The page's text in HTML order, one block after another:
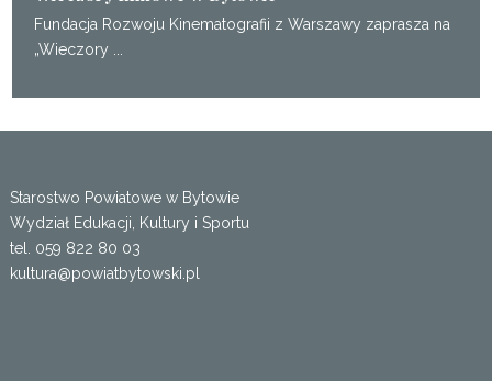
Fundacja Rozwoju Kinematografii z Warszawy zaprasza na
„Wieczory ...
Starostwo Powiatowe w Bytowie
Wydział Edukacji, Kultury i Sportu
tel. 059 822 80 03
kultura@powiatbytowski.pl